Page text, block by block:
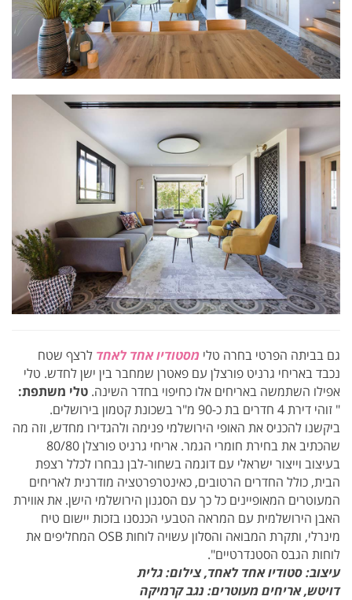
גם בביתה הפרטי בחרה טלי מסטודיו אחד לאחד לרצף שטח
נכבד באריחי גרניט פורצלן עם פאטרן שמחבר בין ישן לחדש. טלי
אפילו השתמשה באריחים אלו כחיפוי בחדר השינה. טלי משתפת:
" זוהי דירת 4 חדרים בת כ-90 מ"ר בשכונת קטמון בירושלים.
ביקשנו להכניס את האופי הירושלמי פנימה ולהגדירו מחדש, וזה מה
שהכתיב את בחירת חומרי הגמר. אריחי גרניט פורצלן 80/80
בעיצוב וייצור ישראלי עם דוגמה בשחור-לבן נבחרו לכלל רצפת
הבית, כולל החדרים הרטובים, כאינטרפרטציה מודרנית לאריחים
המעוטרים המאופיינים כל כך עם הסגנון הירושלמי הישן. את אווירת
האבן הירושלמית עם המראה הטבעי הכנסנו בזכות יישום טיח
מינרלי, ותקרת המבואה והסלון עשויה לוחות OSB המחליפים את
לוחות הגבס הסטנדרטיים".
עיצוב: סטודיו אחד לאחד,צילום: גלית
דויטש, אריחים מעוטרים: נגב קרמיקה